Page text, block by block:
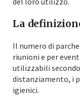
La
Il numero di
riunioni e per
utilizzabili
distanziamento, i
igienici.